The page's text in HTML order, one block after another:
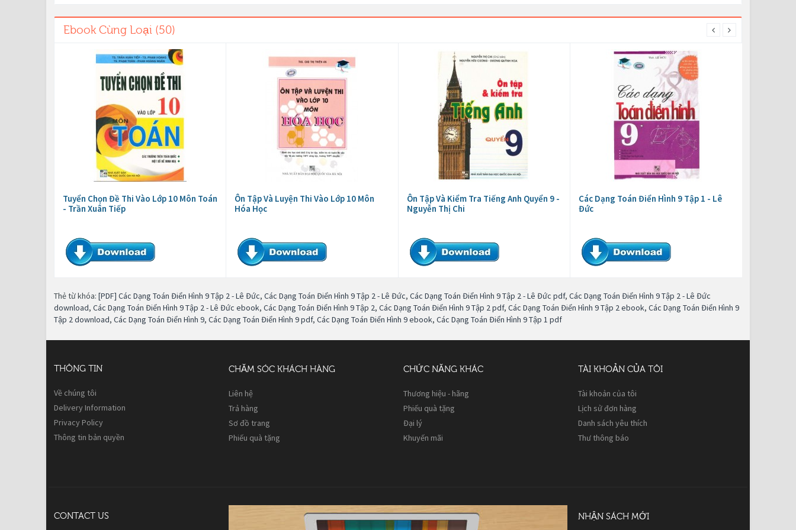
Ebook Cùng Loại (50)
Tuyển Chọn Đề Thi Vào Lớp 10 Môn Toán
- Trần Xuân Tiếp
Ôn Tập Và Luyện Thi Vào Lớp 10 Môn
Hóa Học
Ôn Tập Và Kiểm Tra Tiếng Anh Quyển 9 -
Nguyễn Thị Chi
Các Dạng Toán Điển Hình 9 Tập 1 - Lê
Đức
Thẻ từ khóa: [PDF] Các Dạng Toán Điển Hình 9 Tập 2 - Lê Đức, Các Dạng Toán Điển Hình 9 Tập 2 - Lê Đức, Các Dạng Toán Điển Hình 9 Tập 2 - Lê Đức pdf, Các Dạng Toán Điển Hình 9 Tập 2 - Lê Đức
download, Các Dạng Toán Điển Hình 9 Tập 2 - Lê Đức ebook, Các Dạng Toán Điển Hình 9 Tập 2, Các Dạng Toán Điển Hình 9 Tập 2 pdf, Các Dạng Toán Điển Hình 9 Tập 2 ebook, Các Dạng Toán Điển Hình 9
Tập 2 download, Các Dạng Toán Điển Hình 9, Các Dạng Toán Điển Hình 9 pdf, Các Dạng Toán Điển Hình 9 ebook, Các Dạng Toán Điển Hình 9 Tập 1 pdf
THÔNG TIN
Về chúng tôi
Delivery Information
Privacy Policy
Thông tin bản quyền
CHĂM SÓC KHÁCH HÀNG
Liên hệ
Trả hàng
Sơ đồ trang
Phiếu quà tặng
CHỨC NĂNG KHÁC
Thương hiệu - hãng
Phiếu quà tặng
Đại lý
Khuyến mãi
TÀI KHOẢN CỦA TÔI
Tài khoản của tôi
Lịch sử đơn hàng
Danh sách yêu thích
Thư thông báo
CONTACT US NHẬN SÁCH MỚI